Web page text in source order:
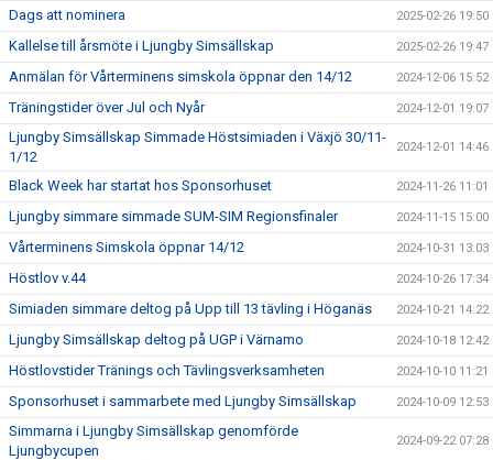
Dags att nominera 2025-02-26 19:50
Kallelse till årsmöte i Ljungby Simsällskap 2025-02-26 19:47
Anmälan för Vårterminens simskola öppnar den 14/12 2024-12-06 15:52
Träningstider över Jul och Nyår 2024-12-01 19:07
Ljungby Simsällskap Simmade Höstsimiaden i Växjö 30/11-
1/12
2024-12-01 14:46
Black Week har startat hos Sponsorhuset 2024-11-26 11:01
Ljungby simmare simmade SUM-SIM Regionsfinaler 2024-11-15 15:00
Vårterminens Simskola öppnar 14/12 2024-10-31 13:03
Höstlov v.44 2024-10-26 17:34
Simiaden simmare deltog på Upp till 13 tävling i Höganäs 2024-10-21 14:22
Ljungby Simsällskap deltog på UGP i Värnamo 2024-10-18 12:42
Höstlovstider Tränings och Tävlingsverksamheten 2024-10-10 11:21
Sponsorhuset i sammarbete med Ljungby Simsällskap 2024-10-09 12:53
Simmarna i Ljungby Simsällskap genomförde
Ljungbycupen
2024-09-22 07:28